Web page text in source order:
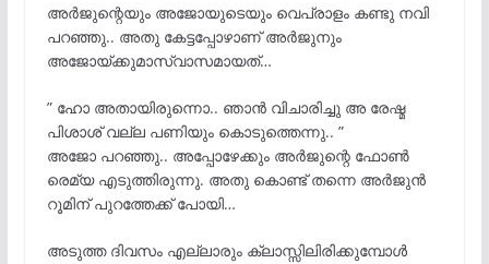
അർജുന്റെയും അജോയുടെയും വെപ്രാളം കണ്ടു നവി
പറഞ്ഞു.. അതു കേട്ടപ്പോഴാണ് അർജുനും
അജോയ്ക്കുമാസ്വാസമായത്…
” ഹോ അതായിരുന്നൊ.. ഞാൻ വിചാരിച്ചു അ രേഷ്മ
പിശാശ് വല്ല പണിയും കൊടുത്തെന്നു.. ”
അജോ പറഞ്ഞു.. അപ്പോഴേക്കും അർജുന്റെ ഫോൺ
രെമ്യ എടുത്തിരുന്നു. അതു കൊണ്ട് തന്നെ അർജുൻ
റൂമിന് പുറത്തേക്ക് പോയി…
അടുത്ത ദിവസം എല്ലാരും ക്ലാസ്സിലിരിക്കുമ്പോൾ